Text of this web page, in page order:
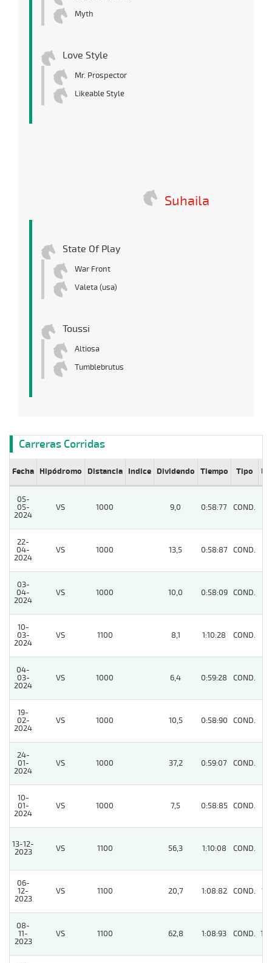
Myth
Love Style
Mr. Prospector
Likeable Style
Suhaila
State Of Play
War Front
Valeta (usa)
Toussi
Altiosa
Tumblebrutus
Carreras Corridas
Fecha Hipódromo Distancia Indice Dividendo Tiempo Tipo Lº
05-
05-
2024
VS 1000 9,0 0:58:77 COND.
22-
04-
2024
VS 1000 13,5 0:58:87 COND.
03-
04-
2024
VS 1000 10,0 0:58:09 COND.
10-
03-
2024
VS 1100 8,1 1:10:28 COND.
04-
03-
2024
VS 1000 6,4 0:59:28 COND.
19-
02-
2024
VS 1000 10,5 0:58:90 COND.
24-
01-
2024
VS 1000 37,2 0:59:07 COND.
10-
01-
2024
VS 1000 7,5 0:58:85 COND.
13-12-
2023
VS 1100 56,3 1:10:08 COND.
06-
12-
2023
VS 1100 20,7 1:08:82 COND. 11
08-
11-
2023
VS 1100 62,8 1:08:93 COND. 10